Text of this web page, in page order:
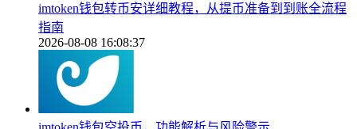
imtoken钱包转币安详细教程，从提币准备到到账全流程
指南
2026-08-08 16:08:37